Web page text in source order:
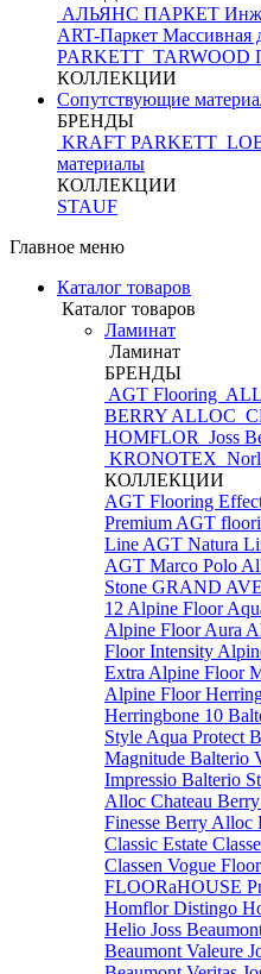
АЛЬЯНС ПАРКЕТ
ART-Паркет Массивная
PARKETT TARWOOD
КОЛЛЕКЦИИ
Сопутствующие
БРЕНДЫ
KRAFT PARKETT
материалы
КОЛЛЕКЦИИ
STAUF
Главное меню
Каталог товаров
Каталог товаров
Ламинат
Ламинат
БРЕНДЫ
AGT Flooring
BERRY ALLOC
HOMFLOR Joss
KRONOTEX
КОЛЛЕКЦИИ
AGT Flooring
Premium AGT
Line AGT Natura
AGT Marco Polo
Stone GRAND
12 Alpine Floor
Alpine Floor Aura
Floor Intensity
Extra Alpine Floor
Alpine Floor
Herringbone 10
Style Aqua Protect
Magnitude Balterio
Impressio Balterio
Alloc Chateau
Finesse Berry Alloc
Classic Estate
Classen Vogue
FLOORaHOUSE
Homflor Distingo
Helio Joss
Beaumont Valeure